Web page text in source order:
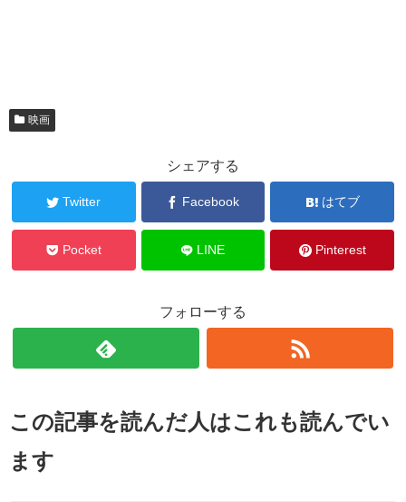
映画
シェアする
Twitter Facebook はてブ
Pocket LINE Pinterest
フォローする
この記事を読んだ人はこれも読んでい
ます